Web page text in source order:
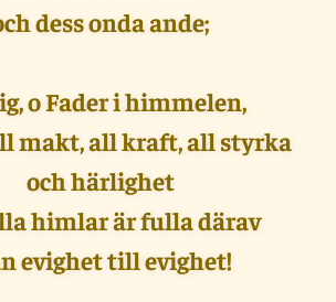
dess onda ande;
o Fader i himmelen,
makt, all kraft, all styrka
och härlighet
himlar är fulla därav
evighet till evighet!